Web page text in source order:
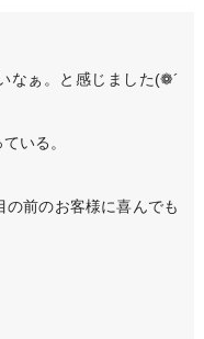
なぁ。と感じました(❁´
いる。
の前のお客様に喜んでも